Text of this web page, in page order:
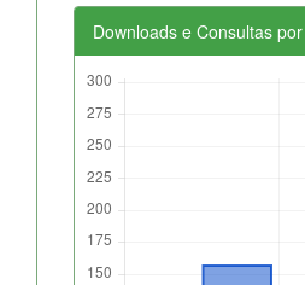
Downloads e Consultas